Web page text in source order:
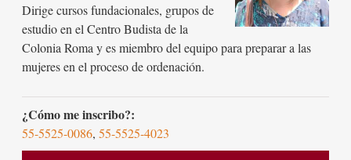
Dirige cursos fundacionales, grupos de
estudio en el Centro Budista de la
Colonia Roma y es miembro del equipo para preparar a las
mujeres en el proceso de ordenación.
¿Cómo me inscribo?:
55-5525-0086,55-5525-4023